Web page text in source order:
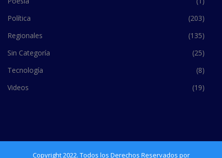
Política
(203)
Regionales
(135)
Sin Categoría
(25)
Tecnología
(8)
Videos
(19)
Copyright 2022. Todos los Derechos Reservados por